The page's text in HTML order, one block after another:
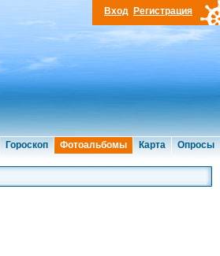
Гороскоп Фотоальбомы Карта Опросы
Вход Регистрация